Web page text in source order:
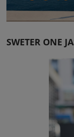
SWETER ONE